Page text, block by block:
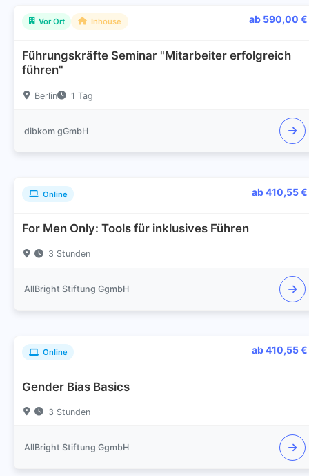
Vor Ort Inhouse ab 590,00 €
Führungskräfte Seminar "Mitarbeiter erfolgreich
führen"
Berlin 1 Tag
dibkom gGmbH
Online ab 410,55 €
For Men Only: Tools für inklusives Führen
3 Stunden
AllBright Stiftung GgmbH
Online ab 410,55 €
Gender Bias Basics
3 Stunden
AllBright Stiftung GgmbH